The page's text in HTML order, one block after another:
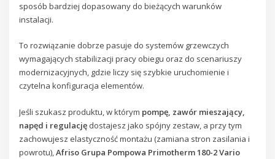
sposób bardziej dopasowany do bieżących warunków
instalacji.
To rozwiązanie dobrze pasuje do systemów grzewczych
wymagających stabilizacji pracy obiegu oraz do scenariuszy
modernizacyjnych, gdzie liczy się szybkie uruchomienie i
czytelna konfiguracja elementów.
Jeśli szukasz produktu, w którym pompę, zawór mieszający,
napęd i regulację dostajesz jako spójny zestaw, a przy tym
zachowujesz elastyczność montażu (zamiana stron zasilania i
powrotu),Afriso Grupa Pompowa Primotherm 180-2 Vario